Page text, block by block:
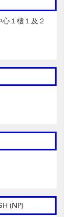
１樓１及２
(NP)